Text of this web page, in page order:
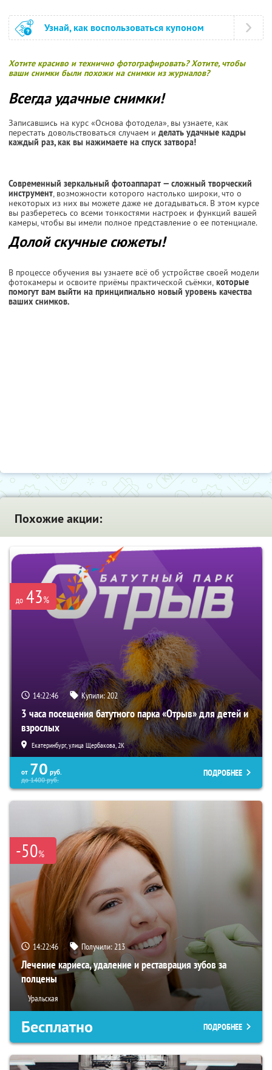
Узнай, как воспользоваться купоном
Хотите красиво и технично фотографировать? Хотите, чтобы
ваши снимки были похожи на снимки из журналов?
Всегда удачные снимки!
Записавшись на курс «Основа фотодела», вы узнаете, как
перестать довольствоваться случаем и делать удачные кадры
каждый раз, как вы нажимаете на спуск затвора!
Современный зеркальный фотоаппарат — сложный творческий
инструмент, возможности которого настолько широки, что о
некоторых из них вы можете даже не догадываться. В этом курсе
вы разберетесь со всеми тонкостями настроек и функций вашей
камеры, чтобы вы имели полное представление о ее потенциале.
Долой скучные сюжеты!
В процессе обучения вы узнаете всё об устройстве своей модели
фотокамеры и освоите приёмы практической съёмки, которые
помогут вам выйти на принципиально новый уровень качества
ваших снимков.
Похожие акции:
до 43%
14:22:45 Купили:202
3 часа посещения батутного парка «Отрыв» для детей и
взрослых
Екатеринбург, улица Щербакова, 2К
от 70 руб.
до1400руб.
ПОДРОБНЕЕ
-50%
14:22:45 Получили:213
Лечение кариеса, удаление и реставрация зубов за
полцены
Уральская
Бесплатно ПОДРОБНЕЕ